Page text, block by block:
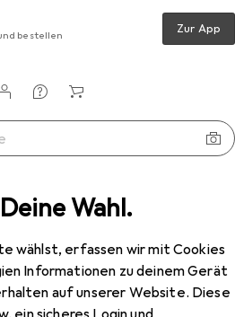
Wahl.
wählst, erfassen wir mit Cookies
Informationen zu deinem Gerät
auf unserer Website. Diese
bestellen Zur App
Kopfhörer Hama Fun C
Fun C
Kabelgebunden